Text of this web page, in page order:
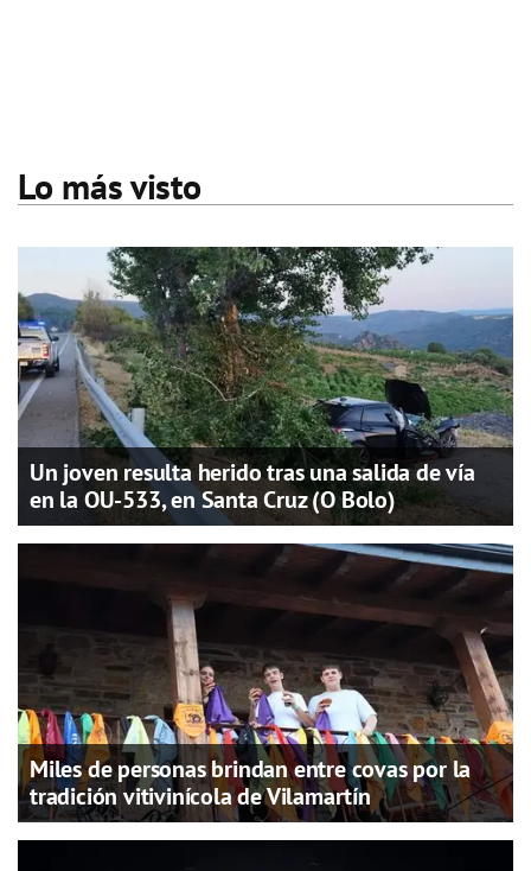
Lo más visto
Un joven resulta herido tras una salida de vía
en la OU-533, en Santa Cruz (O Bolo)
Miles de personas brindan entre covas por la
tradición vitivinícola de Vilamartín